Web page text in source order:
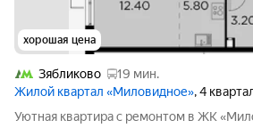
хорошая цена
Зябликово
19 мин.
Жилой квартал «Миловидное», 4
Уютная квартира с ремонтом в ЖК